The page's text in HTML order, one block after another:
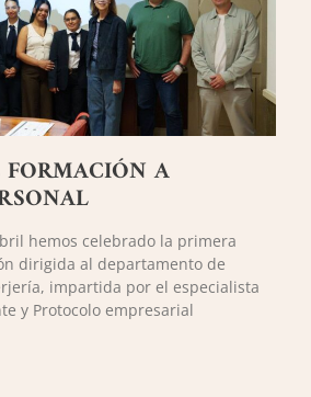
A
hemos celebrado la primera
dirigida al departamento de
impartida por el especialista
y Protocolo empresarial